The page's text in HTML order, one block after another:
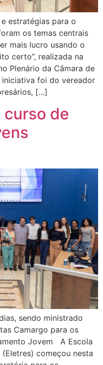
estratégias para o
os temas centrais
mais lucro usando o
certo”, realizada na
Plenário da Câmara de
iniciativa foi do vereador
[…]
curso de
sendo ministrado
Camargo para os
Jovem A Escola
começou nesta